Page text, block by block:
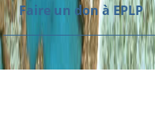
Faire un don à EPLP